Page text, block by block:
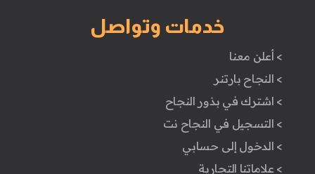
خدمات وتواصل
> أعلن معنا
> النجاح بارتنر
> اشترك في بذور النجاح
> التسجيل في النجاح نت
> الدخول إلى حسابي
> علاماتنا التجارية